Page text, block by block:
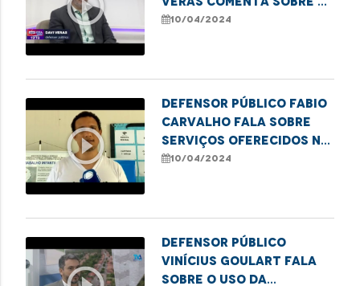
situação das escolas
10/04/2024
play_circle_outline
Defensor público Fabio
Carvalho fala sobre
serviços oferecidos na
campanha para emissão
10/04/2024
Defensor público
Vinícius Goulart fala
sobre o uso da